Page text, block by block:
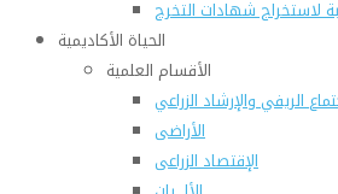
لاستخراج شهادات التخرج
الحياة الأكاديمية
الأقسام العلمية
الريفي والإرشاد الزراعي
الأراضى
الإقتصاد الزراعى